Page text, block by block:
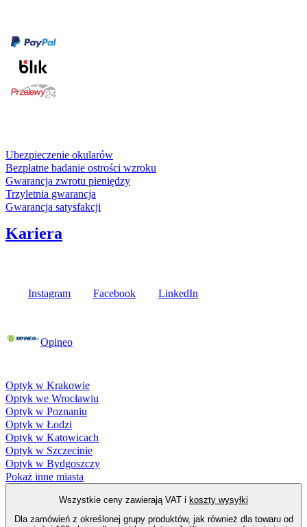
Ubezpieczenie okularów
Bezpłatne badanie ostrości wzroku
Gwarancja zwrotu pieniędzy
Trzyletnia gwarancja
Gwarancja satysfakcji
Kariera
Instagram Facebook LinkedIn
Opineo
Optyk w Krakowie
Optyk we Wrocławiu
Optyk w Poznaniu
Optyk w Łodzi
Optyk w Katowicach
Optyk w Szczecinie
Optyk w Bydgoszczy
Pokaż inne miasta
Wszystkie ceny zawierają VAT i koszty wysyłki
Dla zamówień z określonej grupy produktów, jak również dla towaru od